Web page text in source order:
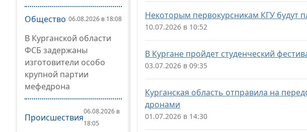
Общество 06.08.2026 в 18:08
В Курганской области
ФСБ задержаны
изготовители особо
крупной партии
мефедрона
Происшествия
06.08.2026 в
18:05
Некоторым первокурсникам КГУ будут
10.07.2026 в 10:52
В Кургане пройдет студенческий
03.07.2026 в 09:35
Курганская область отправила на
дронами
01.07.2026 в 14:30